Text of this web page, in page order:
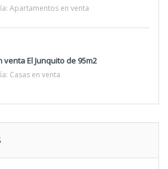
Apartamentos en venta
venta El Junquito de 95m2
Casas en venta